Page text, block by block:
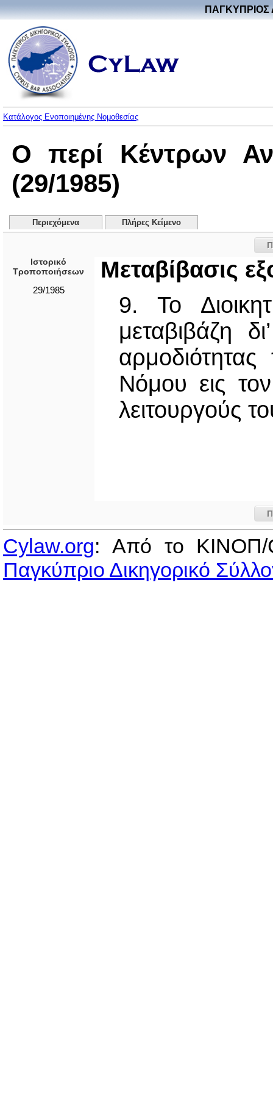
ΠΑΓΚΥΠΡΙΟΣ
Κατάλογος Ενοποιημένης Νομοθεσίας
Ο περί Κέντρων
(29/1985)
Περιεχόμενα Πλήρες Κείμενο
Ιστορικό
Τροποποιήσεων
29/1985
Μεταβίβασις
9. Το
μεταβιβάζη
Νόμου εις
λειτουργούς
Cylaw.org: Από το
Παγκύπριο Δικηγορικό